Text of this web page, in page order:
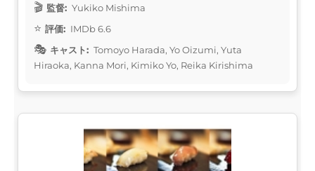
監督: Yukiko Mishima
評価: IMDb 6.6
キャスト: Tomoyo Harada, Yo Oizumi, Yuta
Hiraoka, Kanna Mori, Kimiko Yo, Reika Kirishima